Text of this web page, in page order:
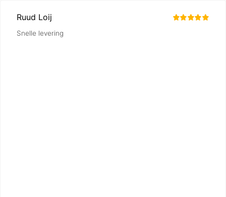
Ruud Loij
Snelle levering